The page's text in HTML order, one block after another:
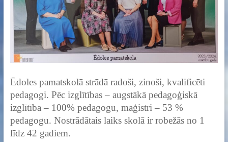
Ēdoles pamatskolā strādā radoši, zinoši, kvalificēti
pedagogi. Pēc izglītības – augstākā pedagoģiskā
izglītība – 100% pedagogu, maģistri – 53 %
pedagogu. Nostrādātais laiks skolā ir robežās no 1
līdz 42 gadiem.